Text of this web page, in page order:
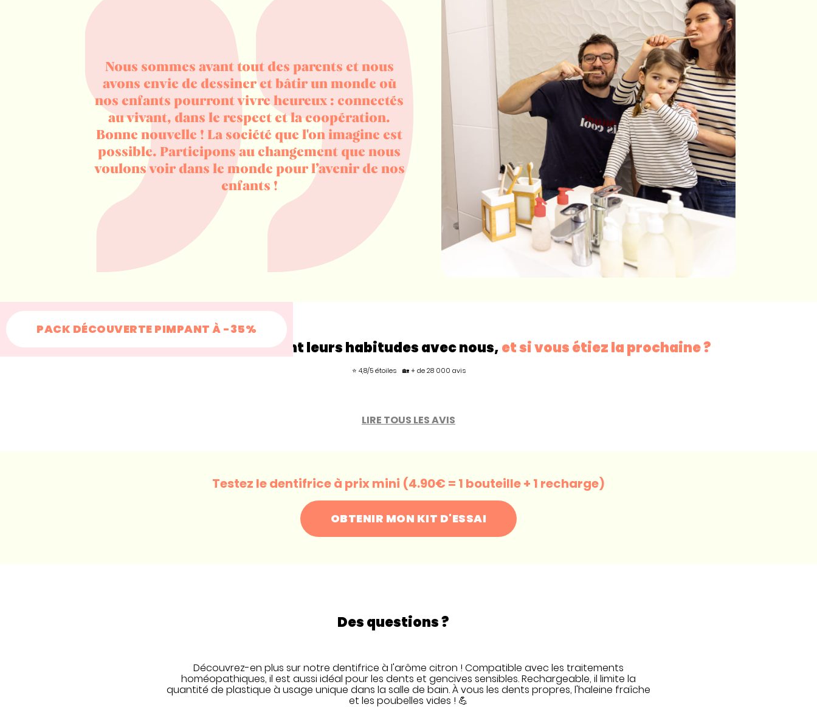
Nous sommes avant tout des parents et nous
avons envie de dessiner et bâtir un monde où
nos enfants pourront vivre heureux : connectés
au vivant, dans le respect et la coopération.
Bonne nouvelle ! La société que l'on imagine est
possible. Participons au changement que nous
voulons voir dans le monde pour l’avenir de nos
enfants !
PACK DÉCOUVERTE PIMPANT À -35%
+200 000familles changent leurs habitudes avec nous,et si vous étiez la prochaine ?
⭐ 4,8/5 étoiles 🏡 + de 28 000 avis
LIRE TOUS LES AVIS
Testez le dentifrice à prix mini (4.90€ = 1 bouteille + 1 recharge)
OBTENIR MON KIT D'ESSAI
Des questions ?
Découvrez-en plus sur notre dentifrice à l'arôme citron ! Compatible avec les traitements
homéopathiques, il est aussi idéal pour les dents et gencives sensibles. Rechargeable, il limite la
quantité de plastique à usage unique dans la salle de bain. À vous les dents propres, l'haleine fraîche
et les poubelles vides ! 💪